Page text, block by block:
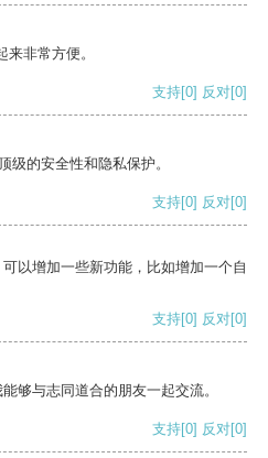
非常方便。
支持[0] 反对[0]
级的安全性和隐私保护。
支持[0] 反对[0]
以增加一些新功能，比如增加一个自
支持[0] 反对[0]
够与志同道合的朋友一起交流。
支持[0] 反对[0]